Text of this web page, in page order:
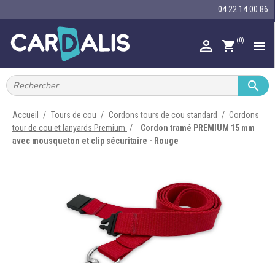
04 22 14 00 86
 shopping_cart (0) 
IMPRIMANTES À BADGES 
CARTE ET BADGE 

Accueil Tours de cou Cordons tours de cou standard
Cordons
tour de cou et lanyards Premium
Cordon tramé PREMIUM 15 mm
avec mousqueton et clip sécuritaire - Rouge